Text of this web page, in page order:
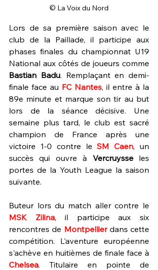
© La Voix du Nord
Lors de sa première saison avec le
club de la Paillade, il participe aux
phases finales du championnat U19
Bastian Badu. Remplaçant en demi-
finale face au FC Nantes, il entre à la
89e minute et marque son tir au but
lors de la séance décisive. Une
semaine plus tard, le club est sacré
champion de France après une
victoire 1-0 contre le SM Caen, un
succès qui ouvre à Vercruysse les
portes de la Youth League la saison
suivante.
MSK Zilina, il participe aux six
rencontres de Montpellier dans cette
compétition. L'aventure européenne
Chelsea. Titulaire en pointe de